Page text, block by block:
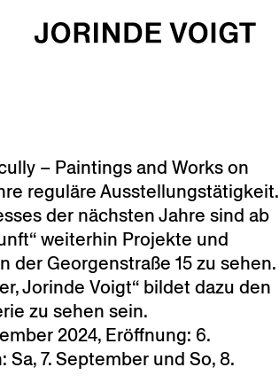
– Paintings and Works on
reguläre Ausstellungstätigkeit.
der nächsten Jahre sind ab
weiterhin Projekte und
Georgenstraße 15 zu sehen.
Jorinde Voigt“ bildet dazu den
zu sehen sein.
2024, Eröffnung: 6.
7. September und So, 8.